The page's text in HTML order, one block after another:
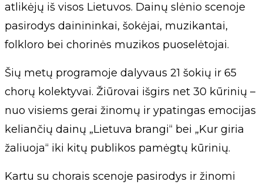
atlikėjų iš visos Lietuvos. Dainų slėnio scenoje
pasirodys dainininkai, šokėjai, muzikantai,
folkloro bei chorinės muzikos puoselėtojai.
Šių metų programoje dalyvaus 21 šokių ir 65
chorų kolektyvai. Žiūrovai išgirs net 30 kūrinių –
nuo visiems gerai žinomų ir ypatingas emocijas
keliančių dainų „Lietuva brangi“ bei „Kur giria
žaliuoja“ iki kitų publikos pamėgtų kūrinių.
Kartu su chorais scenoje pasirodys ir žinomi